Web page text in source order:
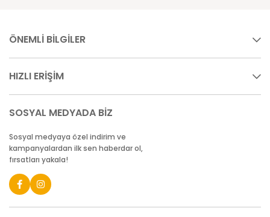
ÖNEMLİ BİLGİLER
HIZLI ERİŞİM
SOSYAL MEDYADA BİZ
Sosyal medyaya özel indirim ve
kampanyalardan ilk sen haberdar ol,
fırsatları yakala!